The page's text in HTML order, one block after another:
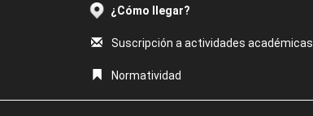
¿Cómo llegar?
Suscripción a actividades académicas
Normatividad